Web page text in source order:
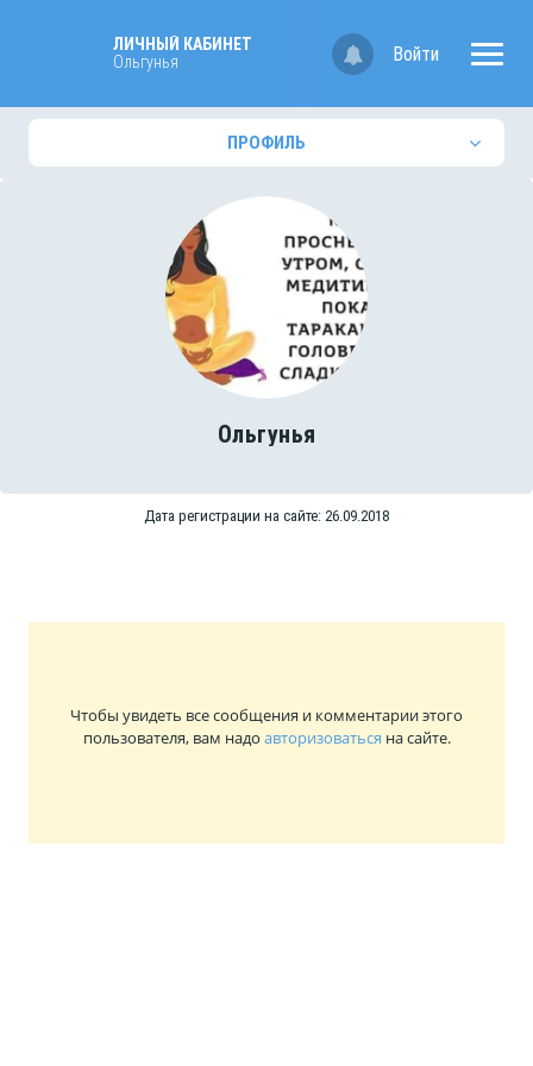
ЛИЧНЫЙ КАБИНЕТ
Ольгунья
Войти
ПРОФИЛЬ
Ольгунья
Дата регистрации на сайте: 26.09.2018
Чтобы увидеть все сообщения и комментарии этого
пользователя, вам надо авторизоваться на сайте.